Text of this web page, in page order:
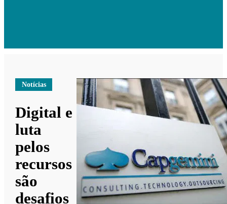
Notícias
Digital e
luta
pelos
recursos
são
desafios